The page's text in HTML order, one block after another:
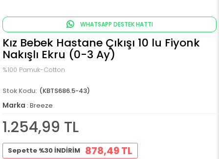
WHATSAPP DESTEK HATTI
Kız Bebek Hastane Çıkışı 10 lu Fiyonk
Nakışlı Ekru (0-3 Ay)
%100 Pamuk-Cotton
(KBTS686.5-43)
Marka : Breeze
1.254,99 TL
Sepette %30 İNDİRİM 878,49 TL